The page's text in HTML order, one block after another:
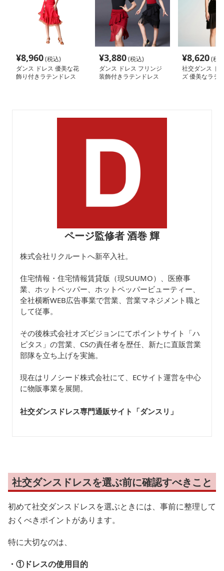
¥8,960(税込)
ダンス ドレス 優美な花
飾り付きラテンドレス
¥3,880(税込)
ダンス ドレス フリンジ
装飾付きラテンドレス
¥8,620(税
社交ダンス ド
ズ 優美なラテ
ページ監修者 酒巻 輝
株式会社リクルートへ新卒入社。
住宅情報・住宅情報賃貸版（現SUUMO）、医療事
業、ホットペッパー、ホットペッパービューティー、
全社横断WEB広告事業で営業、営業マネジメント職と
して従事。
その後株式会社オズビジョンにてポイントサイト「ハ
ピタス」の営業、CSの責任者を歴任、新たに直販営業
部隊を立ち上げを実施。
現在はリノシード株式会社にて、ECサイト運営を中心
に物販事業を展開。
社交ダンスドレス専門通販サイト「ダンスリ 」
社交ダンスドレスを選ぶ前に確認すべきこと
初めて社交ダンスドレスを選ぶときには、事前に整理して
おくべきポイントがあります。
特に大切なのは、
・①ドレスの使用目的